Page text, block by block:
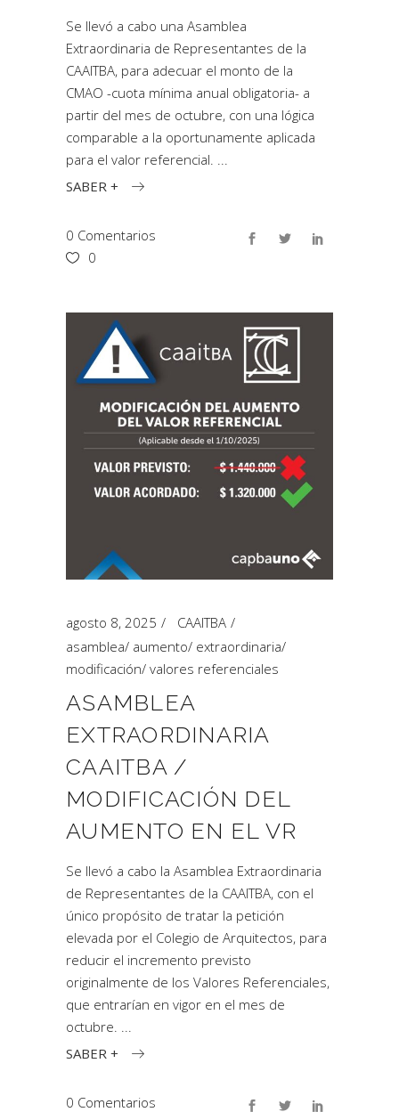
Se llevó a cabo una Asamblea
Extraordinaria de Representantes de la
CAAITBA, para adecuar el monto de la
CMAO -cuota mínima anual obligatoria- a
partir del mes de octubre, con una lógica
comparable a la oportunamente aplicada
para el valor referencial.
SABER +
0 Comentarios
0
agosto 8, 2025
CAAITBA
asamblea/ aumento/ extraordinaria/
modificación/ valores referenciales
ASAMBLEA
EXTRAORDINARIA
CAAITBA /
MODIFICACIÓN DEL
AUMENTO EN EL VR
Se llevó a cabo la Asamblea Extraordinaria
de Representantes de la CAAITBA, con el
único propósito de tratar la petición
elevada por el Colegio de Arquitectos, para
reducir el incremento previsto
originalmente de los Valores Referenciales,
que entrarían en vigor en el mes de
octubre.
SABER +
0 Comentarios